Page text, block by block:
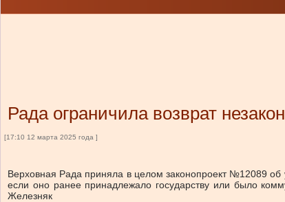
Рада ограничила возврат
[17:10 12 марта 2025 года ]
Верховная Рада приняла в целом законопроект №12089 об
если оно ранее принадлежало государству или было
Железняк